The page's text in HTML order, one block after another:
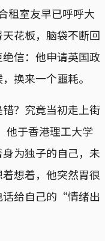
租室友早已呼呼大
花板，脑袋不断回
信：他申请英国政
换来一个噩耗。
？究竟当初走上街
他于香港理工大学
为独子的自己，未
想着，他突然胃很
话给自己的“情绪出